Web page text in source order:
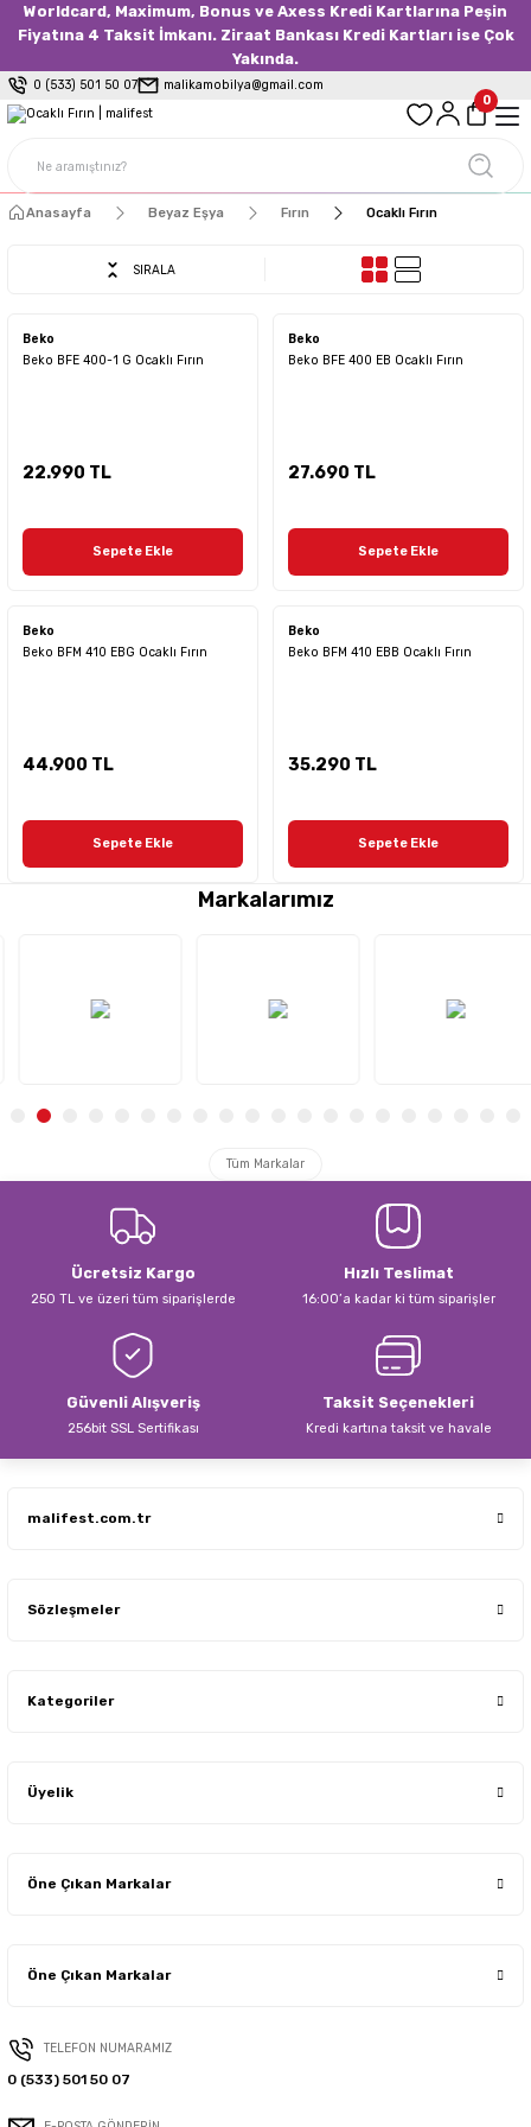
Worldcard, Maximum, Bonus ve Axess Kredi Kartlarına Peşin
Fiyatına 4 Taksit İmkanı. Ziraat Bankası Kredi Kartları ise Çok
Yakında.
0 (533) 501 50 07
malikamobilya@gmail.com
0
Anasayfa Beyaz Eşya Fırın Ocaklı Fırın
SIRALA
Beko
Beko BFE 400-1 G Ocaklı Fırın
22.990 TL
Sepete Ekle
Beko
Beko BFE 400 EB Ocaklı Fırın
27.690 TL
Sepete Ekle
Beko
Beko BFM 410 EBG Ocaklı Fırın
44.900 TL
Sepete Ekle
Beko
Beko BFM 410 EBB Ocaklı Fırın
35.290 TL
Sepete Ekle
Markalarımız
Tüm Markalar
Ücretsiz Kargo
250 TL ve üzeri tüm siparişlerde
Hızlı Teslimat
16:00’a kadar ki tüm siparişler
Güvenli Alışveriş
256bit SSL Sertifikası
Taksit Seçenekleri
Kredi kartına taksit ve havale
malifest.com.tr
Sözleşmeler
Kategoriler
Üyelik
Öne Çıkan Markalar
Öne Çıkan Markalar
TELEFON NUMARAMIZ
0 (533) 501 50 07